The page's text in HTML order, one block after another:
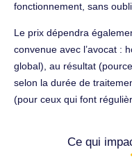
fonctionnement, sans
Le prix dépendra
convenue avec l’avocat :
global), au résultat
selon la durée de
(pour ceux qui font
Ce qui